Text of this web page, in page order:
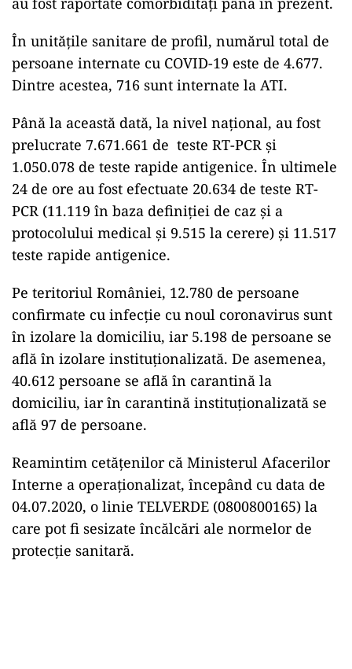
În unitățile sanitare de profil, numărul total de
persoane internate cu COVID-19 este de 4.677.
Dintre acestea, 716 sunt internate la ATI.
Până la această dată, la nivel național, au fost
prelucrate 7.671.661 de teste RT-PCR și
1.050.078 de teste rapide antigenice. În ultimele
24 de ore au fost efectuate 20.634 de teste RT-
PCR (11.119 în baza definiției de caz și a
protocolului medical și 9.515 la cerere) și 11.517
teste rapide antigenice.
Pe teritoriul României, 12.780 de persoane
confirmate cu infecție cu noul coronavirus sunt
în izolare la domiciliu, iar 5.198 de persoane se
află în izolare instituționalizată. De asemenea,
40.612 persoane se află în carantină la
domiciliu, iar în carantină instituționalizată se
află 97 de persoane.
Reamintim cetățenilor că Ministerul Afacerilor
Interne a operaționalizat, începând cu data de
04.07.2020, o linie TELVERDE (0800800165) la
care pot fi sesizate încălcări ale normelor de
protecție sanitară.